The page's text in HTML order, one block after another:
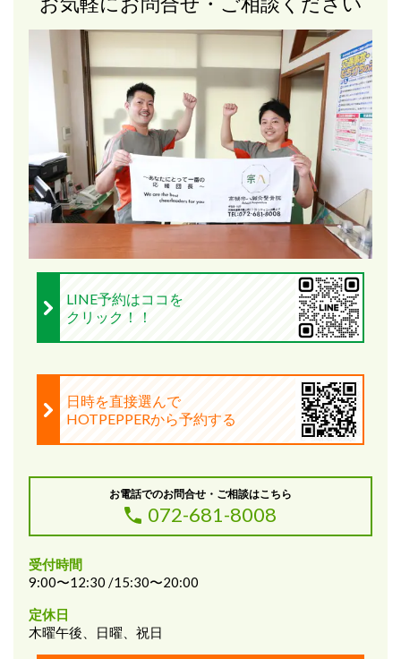
LINE予約はココを
クリック！！
日時を直接選んで
HOTPEPPERから予約する
お電話でのお問合せ・ご相談はこちら
072-681-8008
受付時間
9:00〜12:30 /15:30〜20:00
定休日
木曜午後、日曜、祝日